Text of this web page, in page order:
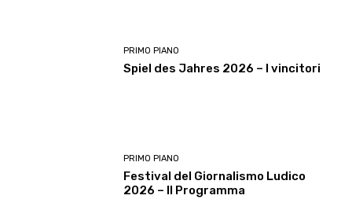
PRIMO PIANO
Spiel des Jahres 2026 – I vincitori
PRIMO PIANO
Festival del Giornalismo Ludico
2026 – Il Programma